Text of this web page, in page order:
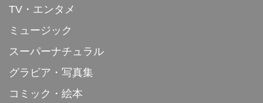
TV・エンタメ
ミュージック
スーパーナチュラル
グラビア・写真集
コミック・絵本